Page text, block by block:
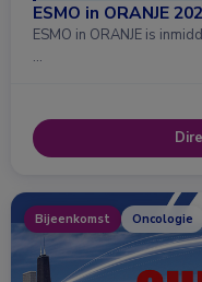
ESMO in ORANJE
ESMO in ORANJE is
…
Bijeenkomst Oncologie